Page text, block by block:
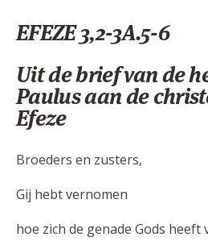
EFEZE 3,2-3A.5-6
Uit de brief van de
Paulus aan de
Efeze
Broeders en zusters,
Gij hebt vernomen
hoe zich de genade Gods heeft